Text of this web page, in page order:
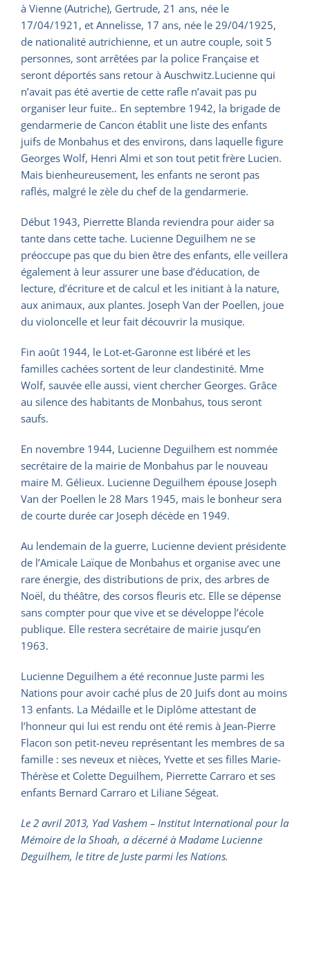
à Vienne (Autriche), Gertrude, 21 ans, née le
17/04/1921, et Annelisse, 17 ans, née le 29/04/1925,
de nationalité autrichienne, et un autre couple, soit 5
personnes, sont arrêtées par la police Française et
seront déportés sans retour à Auschwitz.Lucienne qui
n’avait pas été avertie de cette rafle n’avait pas pu
organiser leur fuite.. En septembre 1942, la brigade de
gendarmerie de Cancon établit une liste des enfants
juifs de Monbahus et des environs, dans laquelle figure
Georges Wolf, Henri Almi et son tout petit frère Lucien.
Mais bienheureusement, les enfants ne seront pas
raflés, malgré le zèle du chef de la gendarmerie.
Début 1943, Pierrette Blanda reviendra pour aider sa
tante dans cette tache. Lucienne Deguilhem ne se
préoccupe pas que du bien être des enfants, elle veillera
également à leur assurer une base d’éducation, de
lecture, d’écriture et de calcul et les initiant à la nature,
aux animaux, aux plantes. Joseph Van der Poellen, joue
du violoncelle et leur fait découvrir la musique.
Fin août 1944, le Lot-et-Garonne est libéré et les
familles cachées sortent de leur clandestinité. Mme
Wolf, sauvée elle aussi, vient chercher Georges. Grâce
au silence des habitants de Monbahus, tous seront
saufs.
En novembre 1944, Lucienne Deguilhem est nommée
secrétaire de la mairie de Monbahus par le nouveau
maire M. Gélieux. Lucienne Deguilhem épouse Joseph
Van der Poellen le 28 Mars 1945, mais le bonheur sera
de courte durée car Joseph décède en 1949.
Au lendemain de la guerre, Lucienne devient présidente
de l’Amicale Laïque de Monbahus et organise avec une
rare énergie, des distributions de prix, des arbres de
Noël, du théâtre, des corsos fleuris etc. Elle se dépense
sans compter pour que vive et se développe l’école
publique. Elle restera secrétaire de mairie jusqu’en
1963.
Lucienne Deguilhem a été reconnue Juste parmi les
Nations pour avoir caché plus de 20 Juifs dont au moins
13 enfants. La Médaille et le Diplôme attestant de
l’honneur qui lui est rendu ont été remis à Jean-Pierre
Flacon son petit-neveu représentant les membres de sa
famille : ses neveux et nièces, Yvette et ses filles Marie-
Thérèse et Colette Deguilhem, Pierrette Carraro et ses
enfants Bernard Carraro et Liliane Ségeat.
Le 2 avril 2013, Yad Vashem – Institut International pour la
Mémoire de la Shoah, a décerné à Madame Lucienne
Deguilhem, le titre de Juste parmi les Nations.